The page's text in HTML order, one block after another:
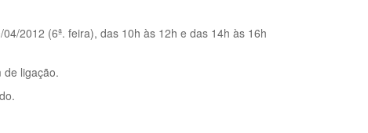
2012 (6ª. feira), das 10h às 12h e das 14h às 16h
de ligação.